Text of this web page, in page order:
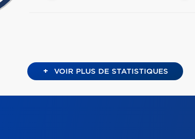
+ VOIR PLUS DE STATISTIQUES